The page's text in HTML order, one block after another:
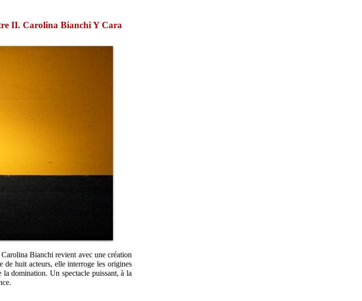
II. Carolina Bianchi Y Cara
Bianchi revient avec une création
huit acteurs, elle interroge les origines
domination. Un spectacle puissant, à la